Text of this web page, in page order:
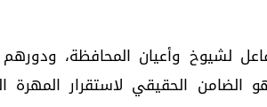
لشيوخ وأعيان المحافظة،
الضامن الحقيقي لاستقرار المهرة